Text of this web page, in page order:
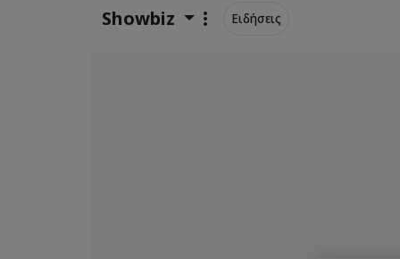
Showbiz Ειδήσεις